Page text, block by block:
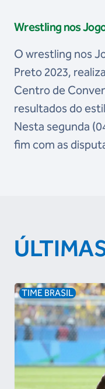
Wrestling nos
O wrestling nos
Preto 2023,
Centro de
resultados do
Nesta segunda
fim com as
TIME BRASIL